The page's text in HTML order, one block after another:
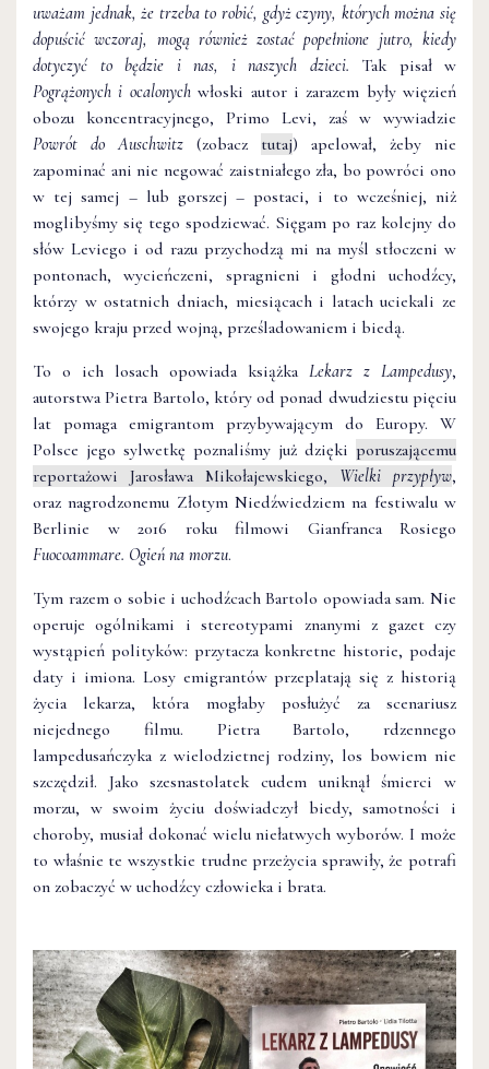
uważam jednak, że trzeba to robić, gdyż czyny, których można się
dopuścić wczoraj, mogą również zostać popełnione jutro, kiedy
dotyczyć to będzie i nas, i naszych dzieci. Tak pisał w
Pogrążonych i ocalonychwłoski autor i zarazem były więzień
obozu koncentracyjnego, Primo Levi, zaś w wywiadzie
Powrót do Auschwitz (zobacz tutaj) apelował, żeby nie
zapominać ani nie negować zaistniałego zła, bo powróci ono
w tej samej – lub gorszej – postaci, i to wcześniej, niż
moglibyśmy się tego spodziewać. Sięgam po raz kolejny do
słów Leviego i od razu przychodzą mi na myśl stłoczeni w
pontonach, wycieńczeni, spragnieni i głodni uchodźcy,
którzy w ostatnich dniach, miesiącach i latach uciekali ze
swojego kraju przed wojną, prześladowaniem i biedą.
To o ich losach opowiada książka Lekarz z Lampedusy,
autorstwa Pietra Bartolo, który od ponad dwudziestu pięciu
lat pomaga emigrantom przybywającym do Europy. W
Polsce jego sylwetkę poznaliśmy już dzięki poruszającemu
reportażowi Jarosława Mikołajewskiego, Wielki przypływ,
oraz nagrodzonemu Złotym Niedźwiedziem na festiwalu w
Berlinie w 2016 roku filmowi Gianfranca Rosiego
Fuocoammare. Ogień na morzu.
Tym razem o sobie i uchodźcach Bartolo opowiada sam. Nie
operuje ogólnikami i stereotypami znanymi z gazet czy
wystąpień polityków: przytacza konkretne historie, podaje
daty i imiona. Losy emigrantów przeplatają się z historią
życia lekarza, która mogłaby posłużyć za scenariusz
niejednego filmu. Pietra Bartolo, rdzennego
lampedusańczyka z wielodzietnej rodziny, los bowiem nie
szczędził. Jako szesnastolatek cudem uniknął śmierci w
morzu, w swoim życiu doświadczył biedy, samotności i
choroby, musiał dokonać wielu niełatwych wyborów. I może
to właśnie te wszystkie trudne przeżycia sprawiły, że potrafi
on zobaczyć w uchodźcy człowieka i brata.